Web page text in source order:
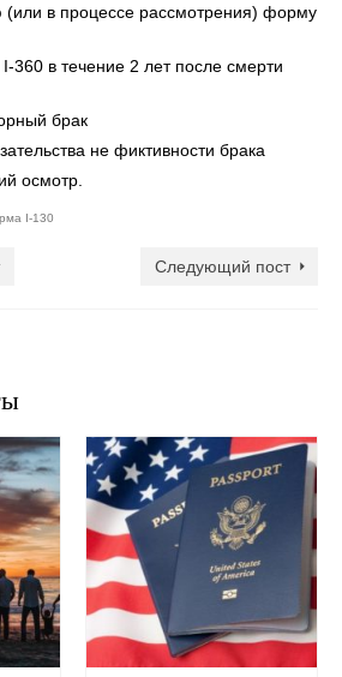
(или в процессе рассмотрения) форму
360 в течение 2 лет после смерти
брак
не фиктивности брака
осмотр.
I-130
Следующий пост